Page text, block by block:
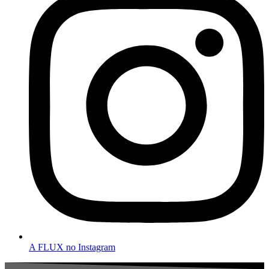
A FLUX no Instagram